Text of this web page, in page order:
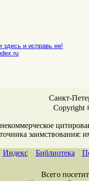
здесь и исправь ее!
Санкт-
Copyright
заимствования:
Индекс Библиотека
Всего